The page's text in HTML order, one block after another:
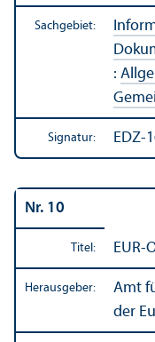
Sachgebiet:
:
Signatur: EDZ-
Nr. 10
Titel: EUR-
Herausgeber:
Amt
der